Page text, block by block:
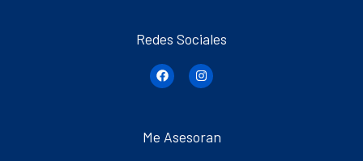
Redes Sociales
Me Asesoran